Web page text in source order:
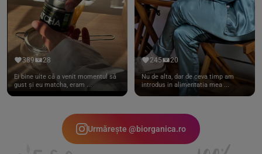
389 28
Ei bine uite că a venit momentul să
gust și eu matcha, eram ...
245 20
Nu de alta, dar de ceva timp am
introdus in alimentatia mea ...
Urmărește @biorganica.ro